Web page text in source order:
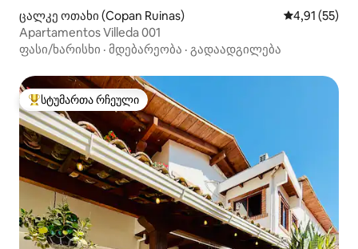
ცალკე ოთახი (Copan Ruinas) საშუალო
4,91 (55)
Apartamentos Villeda 001
ფასი/ხარისხი · მდებარეობა · გადაადგილება
სტუმართა რჩეული მოწინავე ვარიანტი
სტუმართა რჩეული